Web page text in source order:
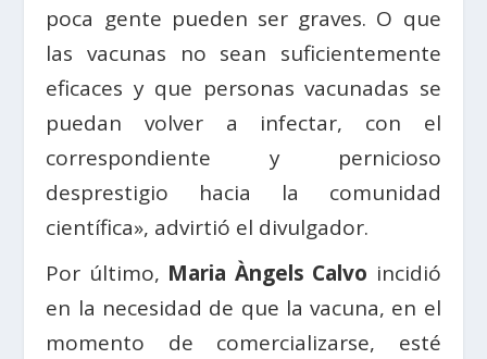
poca gente pueden ser graves. O que
las vacunas no sean suficientemente
eficaces y que personas vacunadas se
puedan volver a infectar, con el
correspondiente y pernicioso
desprestigio hacia la comunidad
científica», advirtió el divulgador.
Por último, Maria Àngels Calvo incidió
en la necesidad de que la vacuna, en el
momento de comercializarse, esté